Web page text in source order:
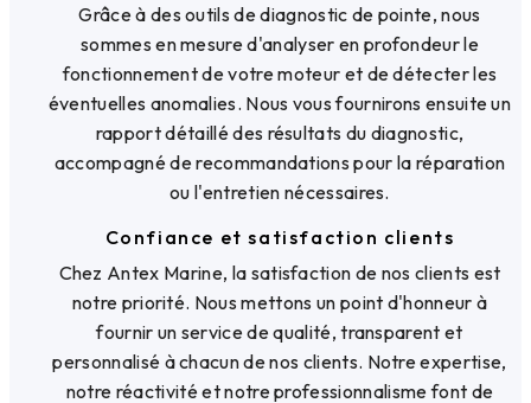
Grâce à des outils de diagnostic de pointe, nous
sommes en mesure d'analyser en profondeur le
fonctionnement de votre moteur et de détecter les
éventuelles anomalies. Nous vous fournirons ensuite un
rapport détaillé des résultats du diagnostic,
accompagné de recommandations pour la réparation
ou l'entretien nécessaires.
Confiance et satisfaction clients
Chez Antex Marine, la satisfaction de nos clients est
notre priorité. Nous mettons un point d'honneur à
fournir un service de qualité, transparent et
personnalisé à chacun de nos clients. Notre expertise,
notre réactivité et notre professionnalisme font de